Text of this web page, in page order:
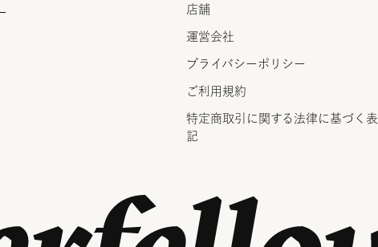
店舗
運営会社
プライバシーポリシー
ご利用規約
特定商取引に関する法律に 基づく表
記